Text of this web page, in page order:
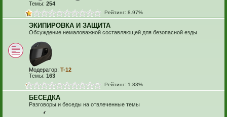
Темы: 254
Рейтинг: 8.97%
ЭКИПИРОВКА И ЗАЩИТА
Обсуждение немаловажной составляющей для безопасной езды
Модератор: T-12
Темы: 163
Рейтинг: 1.83%
БЕСЕДКА
Разговоры и беседы на отвлеченные темы